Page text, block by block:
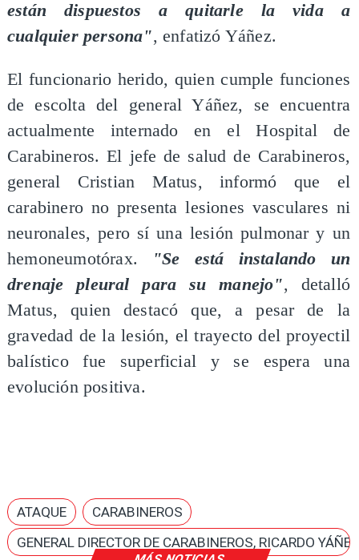
están dispuestos a quitarle la vida a
cualquier persona", enfatizó Yáñez.
El funcionario herido, quien cumple funciones
de escolta del general Yáñez, se encuentra
actualmente internado en el Hospital de
Carabineros. El jefe de salud de Carabineros,
general Cristian Matus, informó que el
carabinero no presenta lesiones vasculares ni
neuronales, pero sí una lesión pulmonar y un
hemoneumotórax.
"Se está instalando un
drenaje pleural para su manejo", detalló
Matus, quien destacó que, a pesar de la
gravedad de la lesión, el trayecto del proyectil
balístico fue superficial y se espera una
evolución positiva.
ATAQUE
CARABINEROS
GENERAL DIRECTOR DE CARABINEROS, RICARDO YÁÑEZ